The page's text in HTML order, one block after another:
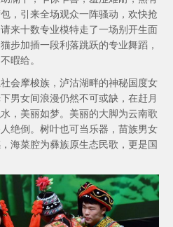
，引来全场观众一阵骚动，欢快抢
来十数专业模特走了一场别开生面
步加插一段利落跳跃的专业舞蹈，
暇给。
会摩梭族，泸沽湖畔的神秘国度女
男女间浪漫仍然不可或缺，在赶月
，美丽如梦。美丽的大脚为云南歌
绝倒。树叶也可当乐器，苗族男女
海菜腔为彝族原生态民歌，更是国